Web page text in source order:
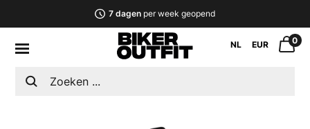
7 dagenper week geopend
NL EUR 0